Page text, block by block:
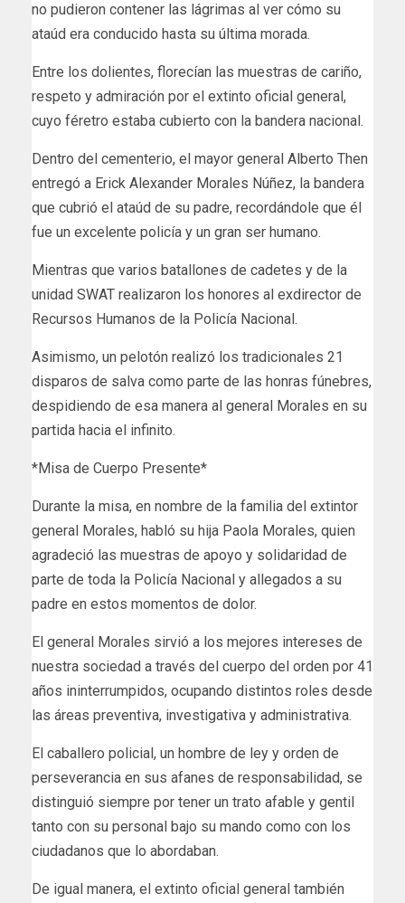
no pudieron contener las lágrimas al ver cómo su
ataúd era conducido hasta su última morada.
Entre los dolientes, florecían las muestras de cariño,
respeto y admiración por el extinto oficial general,
cuyo féretro estaba cubierto con la bandera nacional.
Dentro del cementerio, el mayor general Alberto Then
entregó a Erick Alexander Morales Núñez, la bandera
que cubrió el ataúd de su padre, recordándole que él
fue un excelente policía y un gran ser humano.
Mientras que varios batallones de cadetes y de la
unidad SWAT realizaron los honores al exdirector de
Recursos Humanos de la Policía Nacional.
Asimismo, un pelotón realizó los tradicionales 21
disparos de salva como parte de las honras fúnebres,
despidiendo de esa manera al general Morales en su
partida hacia el infinito.
*Misa de Cuerpo Presente*
Durante la misa, en nombre de la familia del extintor
general Morales, habló su hija Paola Morales, quien
agradeció las muestras de apoyo y solidaridad de
parte de toda la Policía Nacional y allegados a su
padre en estos momentos de dolor.
El general Morales sirvió a los mejores intereses de
nuestra sociedad a través del cuerpo del orden por 41
años ininterrumpidos, ocupando distintos roles desde
las áreas preventiva, investigativa y administrativa.
El caballero policial, un hombre de ley y orden de
perseverancia en sus afanes de responsabilidad, se
distinguió siempre por tener un trato afable y gentil
tanto con su personal bajo su mando como con los
ciudadanos que lo abordaban.
De igual manera, el extinto oficial general también